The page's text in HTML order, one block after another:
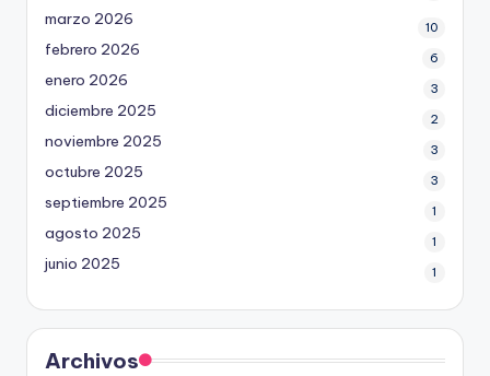
marzo 2026 10
febrero 2026 6
enero 2026 3
diciembre 2025 2
noviembre 2025 3
octubre 2025 3
septiembre 2025 1
agosto 2025 1
junio 2025 1
Archivos